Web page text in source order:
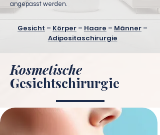
angepasst werden.
Gesicht – Körper – Haare – Männer –
Adipositaschirurgie
Kosmetische
Gesichtschirurgie